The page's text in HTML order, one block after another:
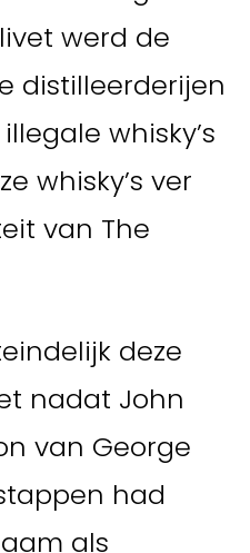
werd de
distilleerderijen
whisky’s
whisky’s ver
van The
deze
nadat John
van George
had
als